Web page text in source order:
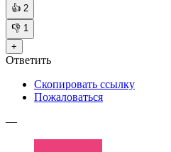
👍 2
👎 1
+
Ответить
Скопировать ссылку
Пожаловаться
—